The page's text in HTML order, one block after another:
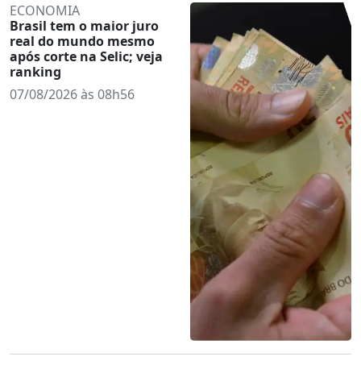
ECONOMIA
Brasil tem o maior juro
real do mundo mesmo
após corte na Selic; veja
ranking
07/08/2026 às 08h56